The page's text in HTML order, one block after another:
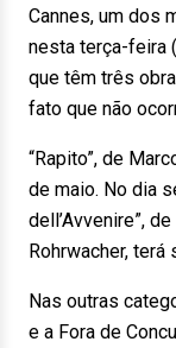
Cannes, um dos
nesta terça-feira
que têm três
fato que não
“Rapito”, de
de maio. No dia
dell’Avvenire”,
Rohrwacher,
Nas outras
e a Fora de